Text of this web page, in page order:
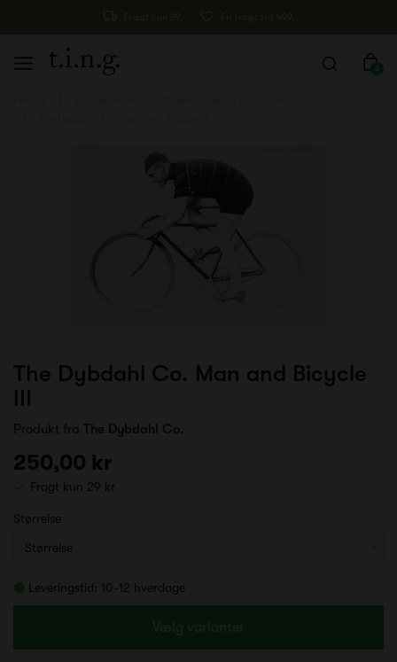
0
The Dybdahl Co. Man and Bicycle
III
Produkt fra The Dybdahl Co.
250,00 kr
Fragt kun 29 kr
Størrelse
Leveringstid: 10-12 hverdage
Vælg varianter